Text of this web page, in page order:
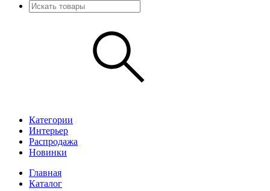
Категории
Интерьер
Распродажа
Новинки
Главная
Каталог